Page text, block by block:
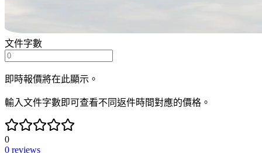
文件字數
即時報價將在此顯示。
輸入文件字數即可查看不同返件時間對應的價格。
0
0 reviews